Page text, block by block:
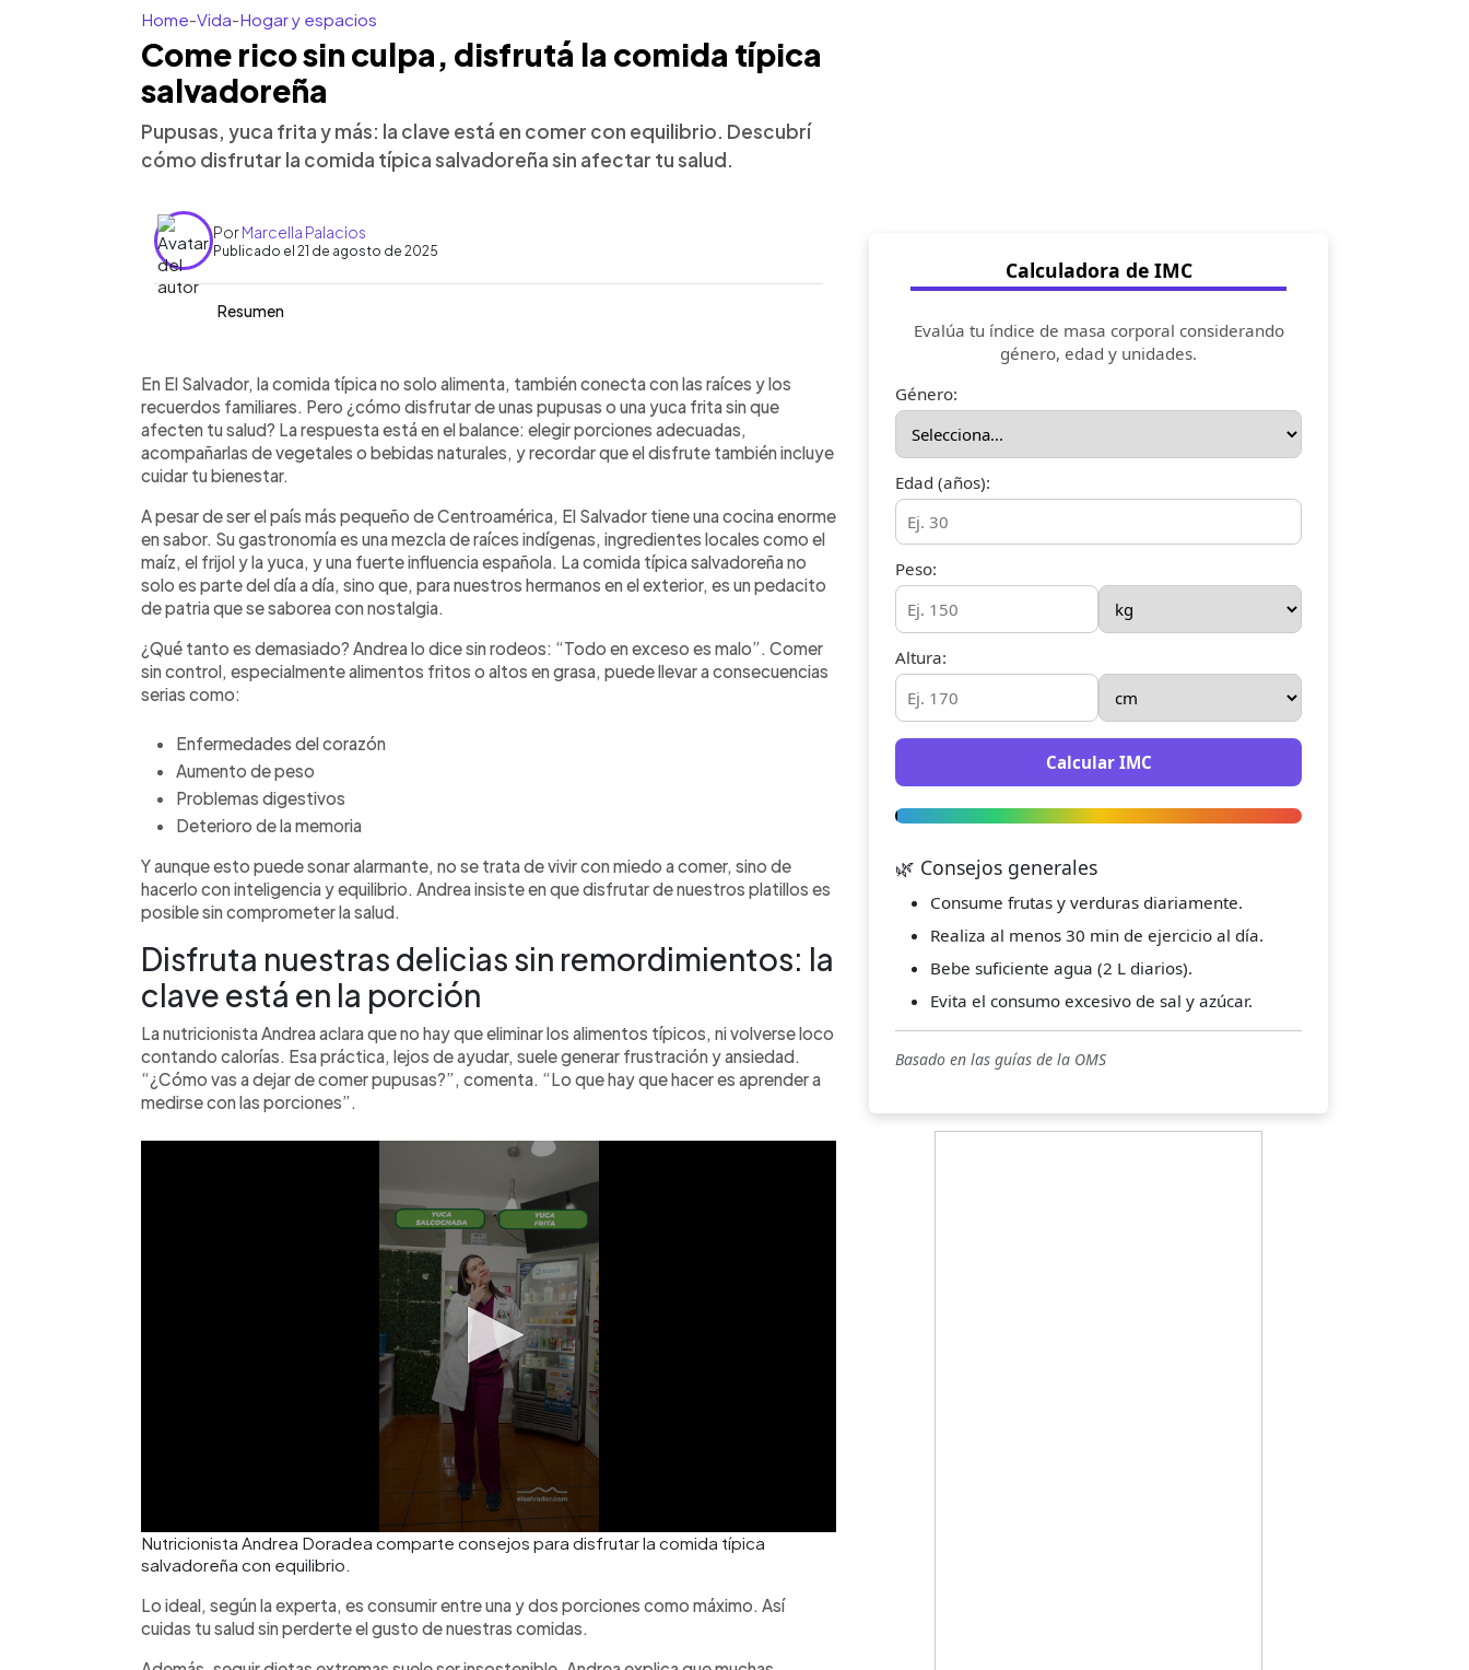
Home-Vida-Hogar y espacios
Come rico sin culpa, disfrutá la comida típica
salvadoreña
Pupusas, yuca frita y más: la clave está en comer con equilibrio. Descubrí
cómo disfrutar la comida típica salvadoreña sin afectar tu salud.
PorMarcella Palacios
Publicado el 21 de agosto de 2025
Resumen
Escuchar artículo
La comida típica salvadoreña es tradición, identidad y sabor, pero
disfrutarla sin culpa requiere equilibrio. Pupusas, yuca frita o empanadas no
deben eliminarse de la dieta, sino consumirse con moderación. La
nutricionista Andrea Doradea recomienda cuidar las porciones, evitando
excesos que pueden derivar en problemas de salud como sobrepeso,
alimentos ni obsesionarse con calorías, sino de escuchar al cuerpo, comer
hasta sentirse satisfecho y buscar orientación profesional. Con porciones
adecuadas y conciencia, es posible saborear los platillos típicos
salvadoreños con responsabilidad, preservando tanto la salud como el
disfrute.
En El Salvador, la comida típica no solo alimenta, también conecta con las raíces y los
recuerdos familiares. Pero ¿cómo disfrutar de unas pupusas o una yuca frita sin que
afecten tu salud? La respuesta está en el balance: elegir porciones adecuadas,
acompañarlas de vegetales o bebidas naturales, y recordar que el disfrute también incluye
cuidar tu bienestar.
A pesar de ser el país más pequeño de Centroamérica, El Salvador tiene una cocina enorme
en sabor. Su gastronomía es una mezcla de raíces indígenas, ingredientes locales como el
maíz, el frijol y la yuca, y una fuerte influencia española. La comida típica salvadoreña no
solo es parte del día a día, sino que, para nuestros hermanos en el exterior, es un pedacito
de patria que se saborea con nostalgia.
¿Qué tanto es demasiado? Andrea lo dice sin rodeos: “Todo en exceso es malo”. Comer
sin control, especialmente alimentos fritos o altos en grasa, puede llevar a consecuencias
serias como:
Enfermedades del corazón
Aumento de peso
Problemas digestivos
Deterioro de la memoria
Y aunque esto puede sonar alarmante, no se trata de vivir con miedo a comer, sino de
hacerlo con inteligencia y equilibrio. Andrea insiste en que disfrutar de nuestros platillos es
posible sin comprometer la salud.
Disfruta nuestras delicias sin remordimientos: la
clave está en la porción
La nutricionista Andrea aclara que no hay que eliminar los alimentos típicos, ni volverse loco
contando calorías. Esa práctica, lejos de ayudar, suele generar frustración y ansiedad.
“¿Cómo vas a dejar de comer pupusas?”, comenta. “Lo que hay que hacer es aprender a
medirse con las porciones”.
Nutricionista Andrea Doradea comparte consejos para disfrutar la comida típica
salvadoreña con equilibrio.
Lo ideal, según la experta, es consumir entre una y dos porciones como máximo. Así
cuidas tu salud sin perderte el gusto de nuestras comidas.
Calculadora de IMC
Evalúa tu índice de masa corporal considerando
género, edad y unidades.
Género:
Edad (años):
Peso:
Altura:
Calcular IMC
🌿 Consejos generales
Consume frutas y verduras diariamente.
Realiza al menos 30 min de ejercicio al día.
Bebe suficiente agua (2 L diarios).
Evita el consumo excesivo de sal y azúcar.
Basado en las guías de la OMS